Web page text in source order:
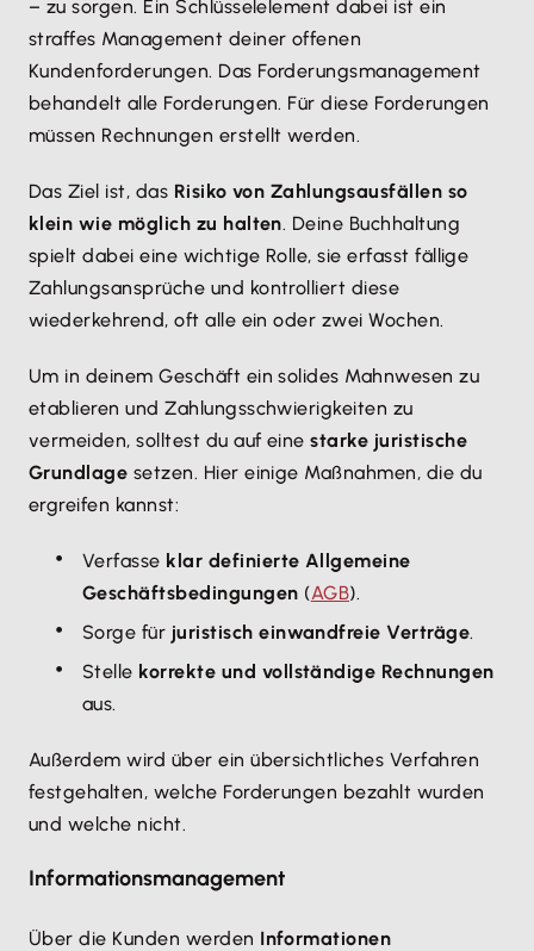
– zu sorgen. Ein Schlüsselelement dabei ist ein
straffes Management deiner offenen
Kundenforderungen. Das Forderungsmanagement
behandelt alle Forderungen. Für diese Forderungen
müssen Rechnungen erstellt werden.
Das Ziel ist, das Risiko von Zahlungsausfällen so
klein wie möglich zu halten. Deine Buchhaltung
spielt dabei eine wichtige Rolle, sie erfasst fällige
Zahlungsansprüche und kontrolliert diese
wiederkehrend, oft alle ein oder zwei Wochen.
Um in deinem Geschäft ein solides Mahnwesen zu
etablieren und Zahlungsschwierigkeiten zu
vermeiden, solltest du auf einestarke juristische
Grundlage setzen. Hier einige Maßnahmen, die du
ergreifen kannst:
Verfasse klar definierte Allgemeine
Geschäftsbedingungen (AGB).
Sorge für juristisch einwandfreie Verträge.
Stelle korrekte und vollständige Rechnungen
aus.
Außerdem wird über ein übersichtliches Verfahren
festgehalten, welche Forderungen bezahlt wurden
und welche nicht.
Informationsmanagement
Über die Kunden werden Informationen